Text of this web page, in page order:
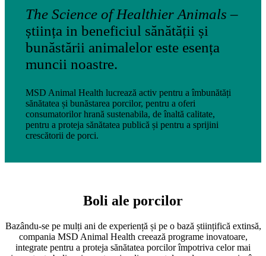
The Science of Healthier Animals –
știința in beneficiul sănătății și
bunăstării animalelor este esența
muncii noastre.
MSD Animal Health lucrează activ pentru a îmbunătăți
sănătatea și bunăstarea porcilor, pentru a oferi
consumatorilor hrană sustenabila, de înaltă calitate,
pentru a proteja sănătatea publică și pentru a sprijini
crescătorii de porci.
Boli ale porcilor
Bazându-se pe mulți ani de experiență și pe o bază științifică extinsă,
compania MSD Animal Health creează programe inovatoare,
integrate pentru a proteja sănătatea porcilor împotriva celor mai